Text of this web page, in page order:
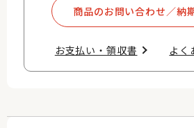
商品のお問い合わせ／納
お支払い・領収書​ よく